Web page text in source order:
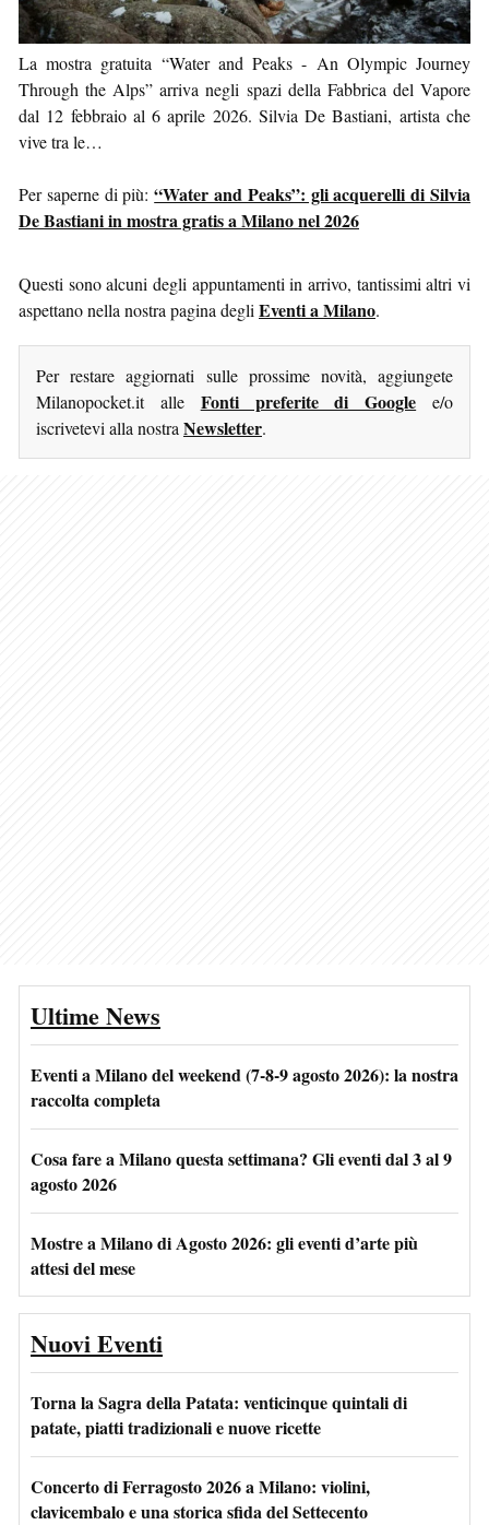
La mostra gratuita “Water and Peaks - An Olympic Journey
Through the Alps” arriva negli spazi della Fabbrica del Vapore
dal 12 febbraio al 6 aprile 2026. Silvia De Bastiani, artista che
vive tra le…
Per saperne di più:“Water and Peaks”: gli acquerelli di Silvia
De Bastiani in mostra gratis a Milano nel 2026
Questi sono alcuni degli appuntamenti in arrivo, tantissimi altri vi
aspettano nella nostra pagina degli Eventi a Milano.
Per restare aggiornati sulle prossime novità, aggiungete
Milanopocket.it alle Fonti preferite di Google e/o
iscrivetevi alla nostra Newsletter.
Ultime News
Eventi a Milano del weekend (7-8-9 agosto 2026): la nostra
raccolta completa
Cosa fare a Milano questa settimana? Gli eventi dal 3 al 9
agosto 2026
Mostre a Milano di Agosto 2026: gli eventi d’arte più
attesi del mese
Nuovi Eventi
Torna la Sagra della Patata: venticinque quintali di
patate, piatti tradizionali e nuove ricette
Concerto di Ferragosto 2026 a Milano: violini,
clavicembalo e una storica sfida del Settecento